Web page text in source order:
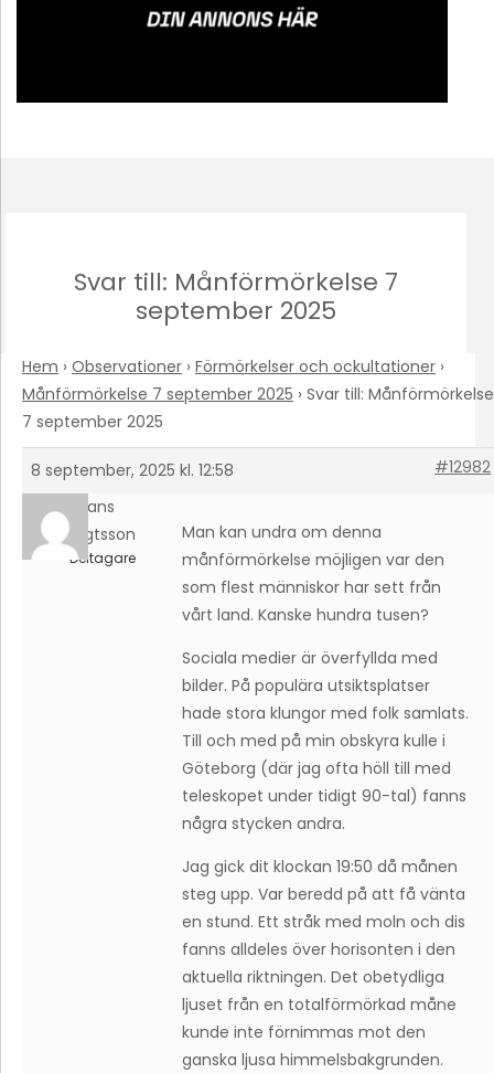
Svar till: Månförmörkelse 7
september 2025
Hem › Observationer › Förmörkelser och ockultationer ›
Månförmörkelse 7 september 2025 › Svar till: Månförmörkelse
7 september 2025
8 september, 2025 kl. 12:58
#12982
Hans
Bengtsson
Deltagare
Man kan undra om denna
månförmörkelse möjligen var den
som flest människor har sett från
vårt land. Kanske hundra tusen?
Sociala medier är överfyllda med
bilder. På populära utsiktsplatser
hade stora klungor med folk samlats.
Till och med på min obskyra kulle i
Göteborg (där jag ofta höll till med
teleskopet under tidigt 90-tal) fanns
några stycken andra.
Jag gick dit klockan 19:50 då månen
steg upp. Var beredd på att få vänta
en stund. Ett stråk med moln och dis
fanns alldeles över horisonten i den
aktuella riktningen. Det obetydliga
ljuset från en totalförmörkad måne
kunde inte förnimmas mot den
ganska ljusa himmelsbakgrunden.